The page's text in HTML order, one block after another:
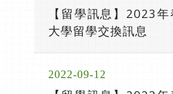
【留學訊息】2023
大學留學交換訊息
2022-09-12